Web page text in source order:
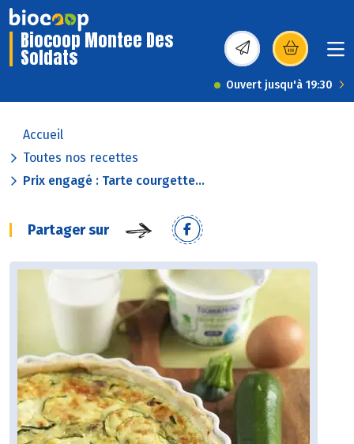
Biocoop Montee Des
Soldats (s’ouvre dans une
Ouvert jusqu'à 19:30
Accueil
Toutes nos recettes
Prix engagé : Tarte courgette...
Partager sur